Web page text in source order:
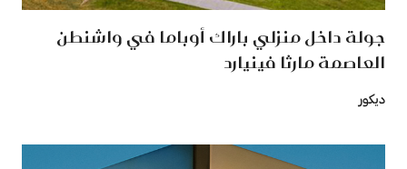
جولة داخل منزلي باراك أوباما في واشنطن
العاصمة مارثا فينيارد
ديكور